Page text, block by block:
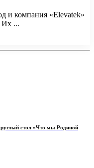
и компания «Elevatek»
Их ...
стол «Что мы Родиной